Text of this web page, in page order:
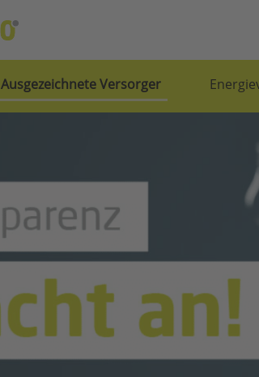
Ausgezeichnete Versorger